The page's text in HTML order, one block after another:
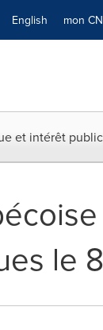
English mon
et intérêt public
le